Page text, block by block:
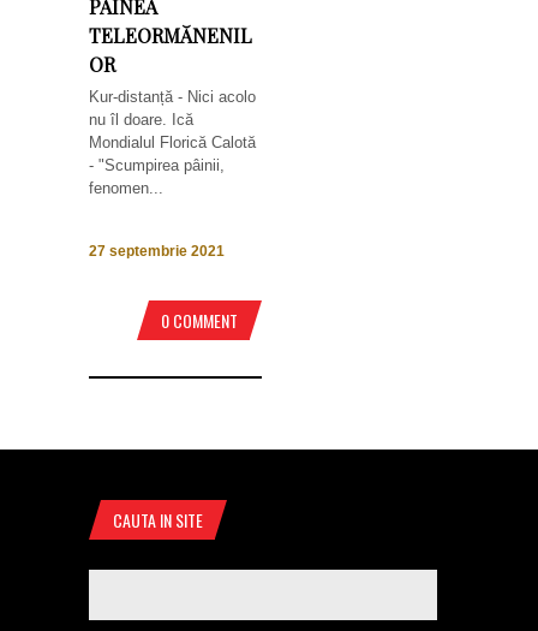
PÂINEA
TELEORMĂNENIL
OR
Kur-distanță - Nici acolo
nu îl doare. Ică
Mondialul Florică Calotă
- "Scumpirea pâinii,
fenomen...
27 septembrie 2021
0 COMMENT
CAUTA IN SITE